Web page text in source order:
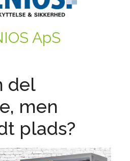
ApS
del
men
plads?